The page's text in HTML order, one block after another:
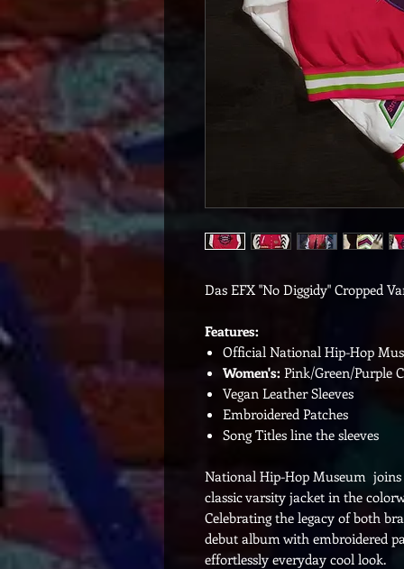
Das EFX "No Diggidy" Cropped
Features:
Official National Hip-Hop
Women's: Pink/Green/Purple
Vegan Leather Sleeves
Embroidered Patches
Song Titles line the sleeves
National Hip-Hop Museum joins
classic varsity jacket in the
Celebrating the legacy of both
debut album with embroidered
effortlessly everyday cool look.